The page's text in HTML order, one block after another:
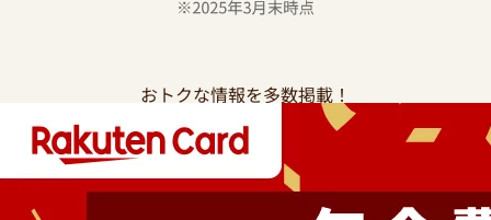
おトクな情報を多数掲載！